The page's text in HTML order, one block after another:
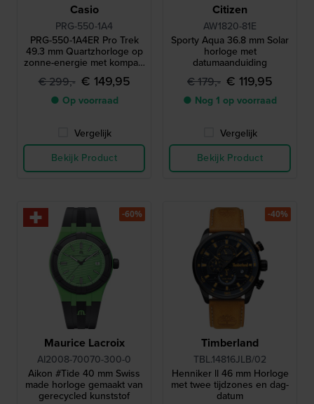
Casio
PRG-550-1A4
PRG-550-1A4ER Pro Trek
49.3 mm Quartzhorloge op
zonne-energie met kompas,
barometer, thermometer en
hoogtemeter
€ 299,- € 149,95
● Op voorraad
Vergelijk
Bekijk Product
Citizen
AW1820-81E
Sporty Aqua 36.8 mm Solar
horloge met
datumaanduiding
€ 179,- € 119,95
● Nog 1 op voorraad
Vergelijk
Bekijk Product
Maurice Lacroix
AI2008-70070-300-0
Aikon #Tide 40 mm Swiss
made horloge gemaakt van
gerecycled kunststof
-60%
Timberland
TBL.14816JLB/02
Henniker ll 46 mm Horloge
met twee tijdzones en dag-
datum
-40%